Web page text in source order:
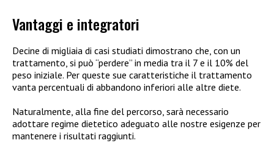
Vantaggi e integratori
Decine di migliaia di casi studiati dimostrano che, con un
trattamento, si può “perdere” in media tra il 7 e il 10% del
peso iniziale. Per queste sue caratteristiche il trattamento
vanta percentuali di abbandono inferiori alle altre diete.
Naturalmente, alla fine del percorso, sarà necessario
adottare regime dietetico adeguato alle nostre esigenze per
mantenere i risultati raggiunti.